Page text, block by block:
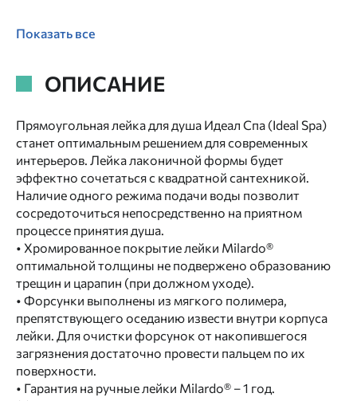
Показать все
ОПИСАНИЕ
Прямоугольная лейка для душа Идеал Спа (Ideal Spa)
станет оптимальным решением для современных
интерьеров. Лейка лаконичной формы будет
эффектно сочетаться с квадратной сантехникой.
Наличие одного режима подачи воды позволит
сосредоточиться непосредственно на приятном
процессе принятия душа.
• Хромированное покрытие лейки Milardo®
оптимальной толщины не подвержено образованию
трещин и царапин (при должном уходе).
• Форсунки выполнены из мягкого полимера,
препятствующего оседанию извести внутри корпуса
лейки. Для очистки форсунок от накопившегося
загрязнения достаточно провести пальцем по их
поверхности.
• Гарантия на ручные лейки Milardo® – 1 год.